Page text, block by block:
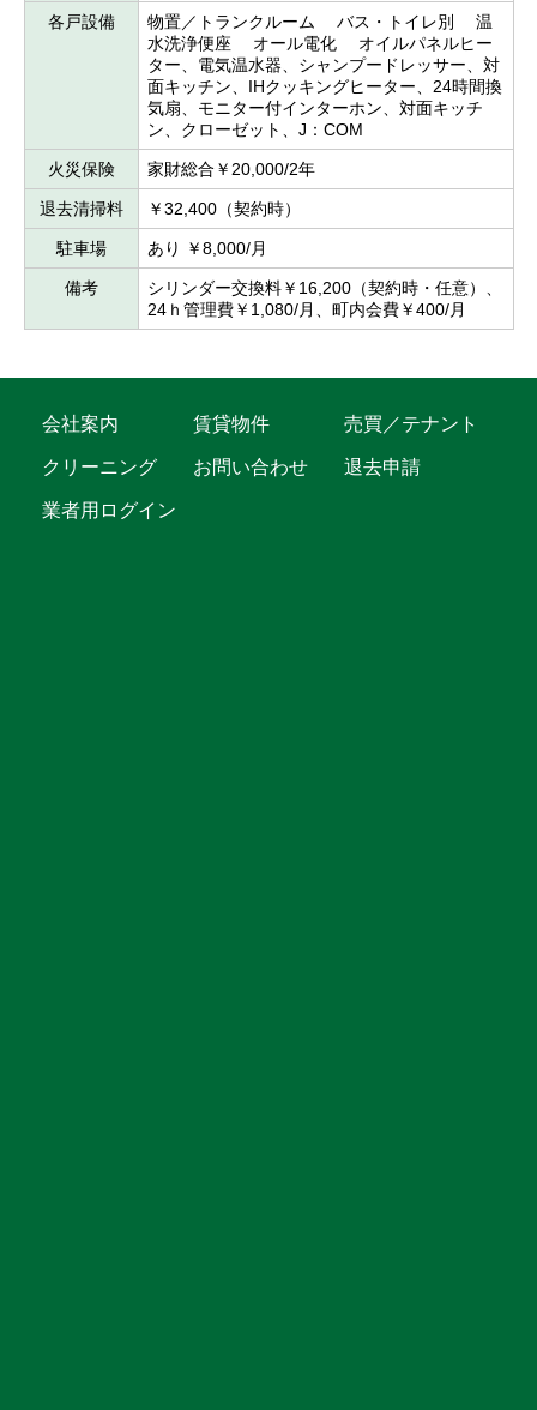
各戸設備
物置／トランクルーム バス・トイレ別 温
水洗浄便座 オール電化 オイルパネルヒー
ター、電気温水器、シャンプードレッサー、対
面キッチン、IHクッキングヒーター、24時間換
気扇、モニター付インターホン、対面キッチ
ン、クローゼット、J：COM
火災保険 家財総合￥20,000/2年
退去清掃料 ￥32,400（契約時）
駐車場 あり ￥8,000/月
備考
シリンダー交換料￥16,200（契約時・任意）、
24ｈ管理費￥1,080/月、町内会費￥400/月
会社案内 賃貸物件
売買／テナント
クリーニング
お問い合わせ
退去申請
業者用ログイン